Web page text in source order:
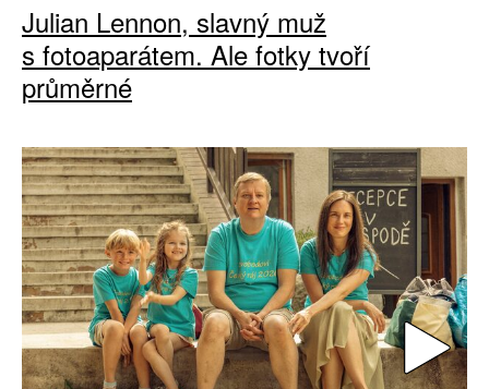
Julian Lennon, slavný muž
s fotoaparátem. Ale fotky tvoří
průměrné